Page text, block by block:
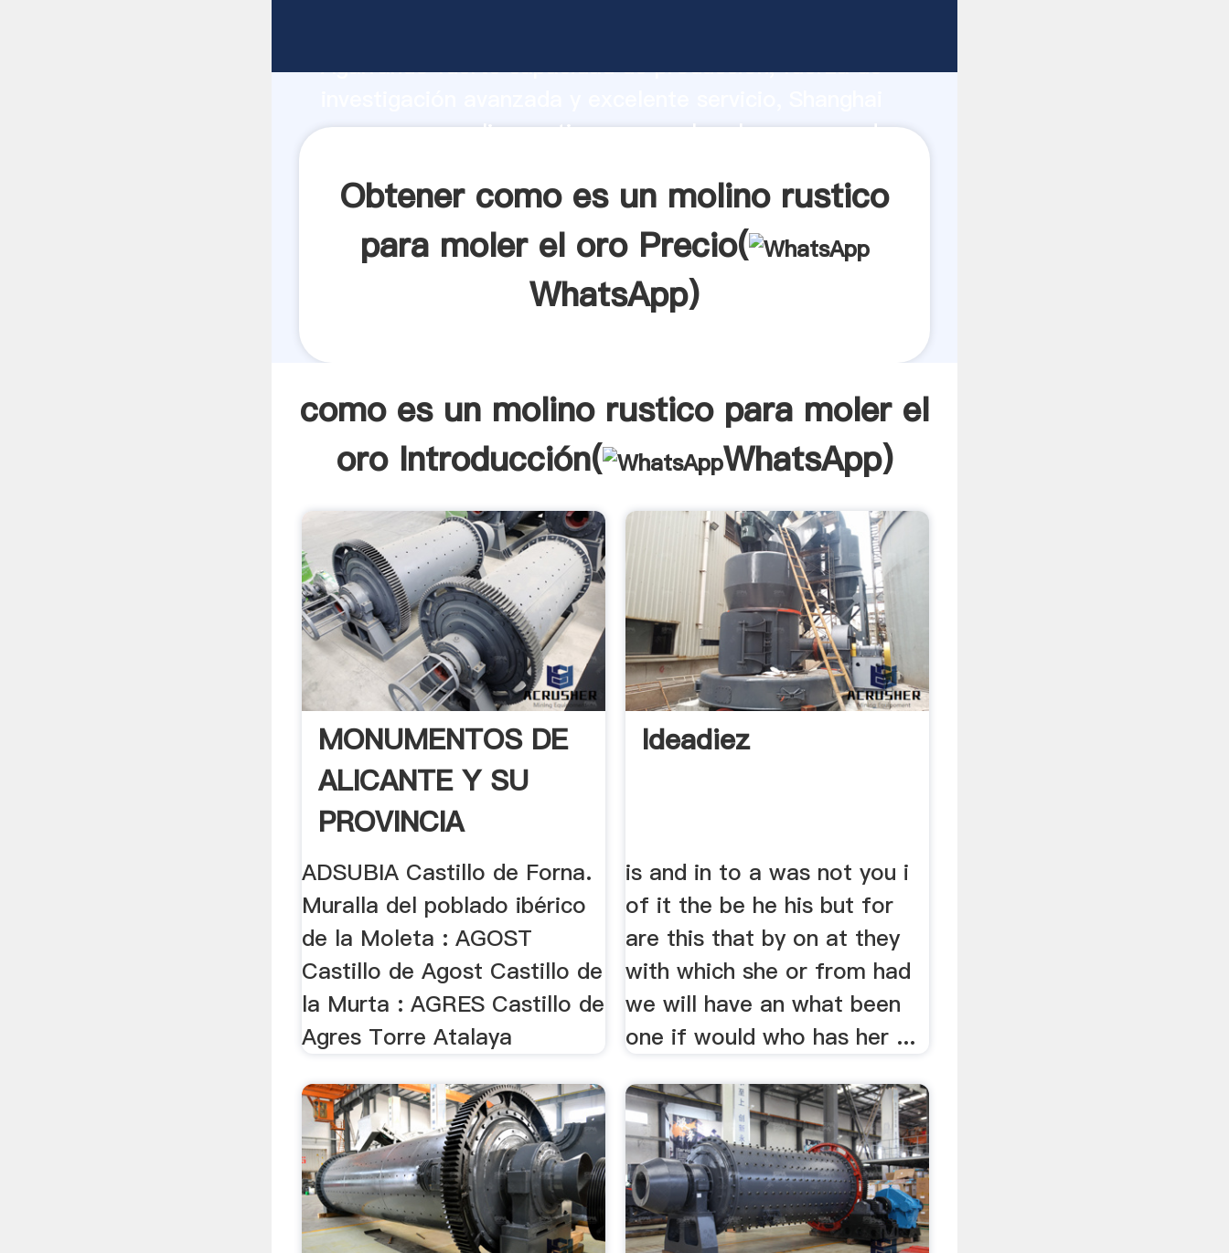
Agarrando fuerte capacidad de producción, fuerza de
como es un molino rustico para moler el oro proveedor
Obtener como es un molino rustico
para moler el oro Precio(
WhatsApp)
como es un molino rustico para moler el
oro Introducción(
WhatsApp)
MONUMENTOS DE
ALICANTE Y SU
PROVINCIA
ADSUBIA Castillo de Forna.
Muralla del poblado ibérico
de la Moleta : AGOST
Castillo de Agost Castillo de
la Murta : AGRES Castillo de
Agres Torre Atalaya
Ideadiez
is and in to a was not you i
of it the be he his but for
are this that by on at they
with which she or from had
we will have an what been
one if would who has her ...